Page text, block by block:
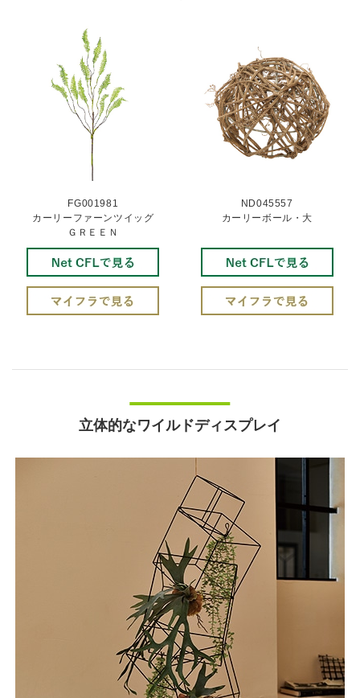
FG001981
カーリーファーンツイッグ
ＧＲＥＥＮ
ND045557
カーリーボール・大
立体的なワイルドディスプレイ